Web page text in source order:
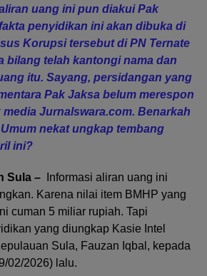
uang ini pun diakui Pak
penyidikan ini akan dibuka di
Korupsi tersebut di PN Ternate
bilang telah kantongi nama dan
itu. Sayang, persidangan yang
Pak Jaksa belum merespon
Jurnalswara.com. Benarkah
nekat ungkap tembang
ini?
Sula –
Informasi aliran uang ini
Karena nilai item BMHP yang
cuman 5 miliar rupiah. Tapi
yang diungkap Kasie Intel
Sula, Fauzan Iqbal, kepada
02/2026) lalu.